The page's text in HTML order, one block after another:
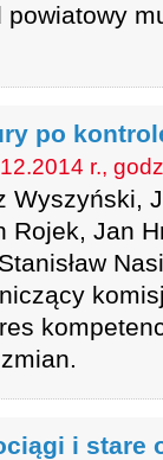
po
r.,
Wyszyński,
Rojek, Jan
i stare